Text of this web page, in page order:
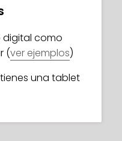
en este
realidad en tu
mundo!
digital como
(ver ejemplos)
una tablet